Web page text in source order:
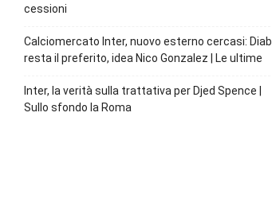
cessioni
Calciomercato Inter, nuovo esterno cercasi:
resta il preferito, idea Nico Gonzalez | Le ultime
Inter, la verità sulla trattativa per Djed Spence |
Sullo sfondo la Roma